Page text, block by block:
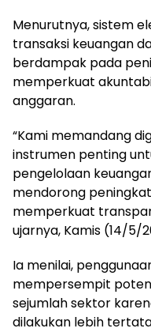
Menurutnya, sistem
transaksi keuangan
berdampak pada
memperkuat
anggaran.
“Kami memandang
instrumen penting
pengelolaan
mendorong
memperkuat
ujarnya, Kamis (14/5/
Ia menilai,
mempersempit
sejumlah sektor
dilakukan lebih